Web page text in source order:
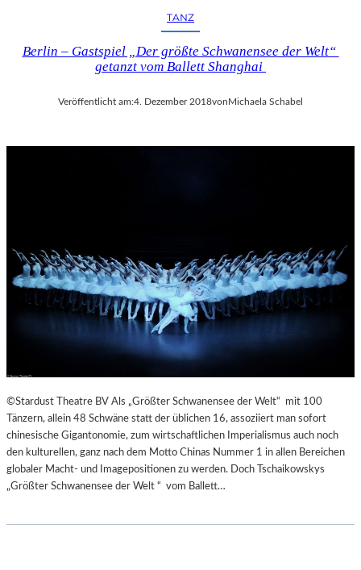
TANZ
Berlin – Gastspiel „Der größte Schwanensee der Welt“
getanzt vom Ballett Shanghai
Veröffentlicht am:4. Dezember 2018von Michaela Schabel
©Stardust Theatre BV Als „Größter Schwanensee der Welt“ mit 100
Tänzern, allein 48 Schwäne statt der üblichen 16, assoziiert man sofort
chinesische Gigantonomie, zum wirtschaftlichen Imperialismus auch noch
den kulturellen, ganz nach dem Motto Chinas Nummer 1 in allen Bereichen
globaler Macht- und Imagepositionen zu werden. Doch Tschaikowskys
„Größter Schwanensee der Welt “ vom Ballett…